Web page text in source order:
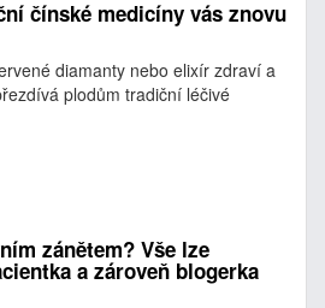
čínské medicíny vás znovu
diamanty nebo elixír zdraví a
plodům tradiční léčivé
zánětem? Vše lze
a zároveň blogerka